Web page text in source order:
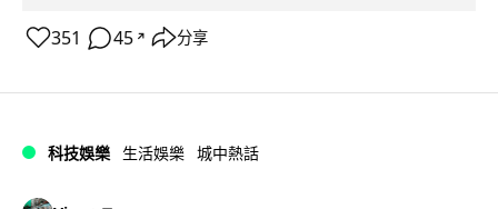
351 45 ↗ 分享
科技娛樂 生活娛樂 城中熱話